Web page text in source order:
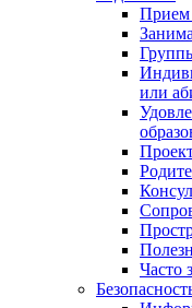
Прием
или
Часто